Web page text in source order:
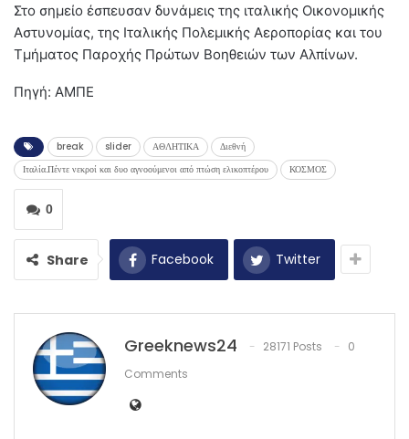
Στο σημείο έσπευσαν δυνάμεις της ιταλικής Οικονομικής
Αστυνομίας, της Ιταλικής Πολεμικής Αεροπορίας και του
Τμήματος Παροχής Πρώτων Βοηθειών των Αλπίνων.
Πηγή: ΑΜΠΕ
break slider ΑΘΛΗΤΙΚΑ
Διεθνή
Ιταλία.Πέντε νεκροί και δυο αγνοούμενοι από πτώση ελικοπτέρου
ΚΟΣΜΟΣ
0
Share Facebook Twitter
Greeknews24 28171 Posts
0
Comments